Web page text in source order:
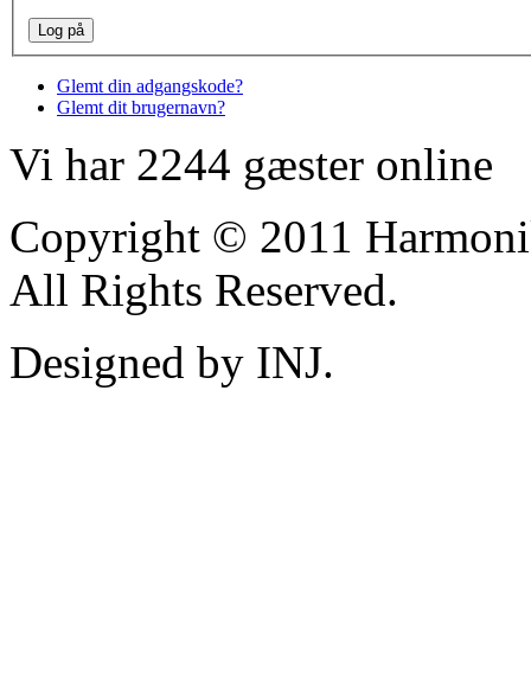
Glemt din adgangskode?
Glemt dit brugernavn?
Vi har 2244 gæster online
Copyright © 2011
All Rights Reserved.
Designed by INJ.